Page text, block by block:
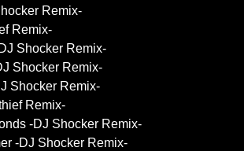
Remix-
Remix-
Shocker Remix-
Shocker Remix-
Shocker Remix-
Remix-
-DJ Shocker Remix-
-DJ Shocker Remix-